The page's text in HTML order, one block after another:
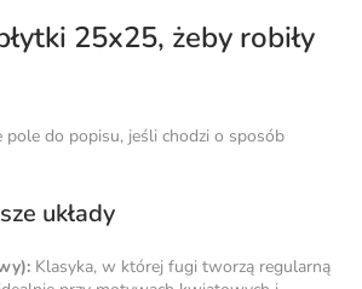
25x25, żeby robiły
pole do popisu, jeśli chodzi o sposób
układy
Klasyka, w której fugi tworzą regularną